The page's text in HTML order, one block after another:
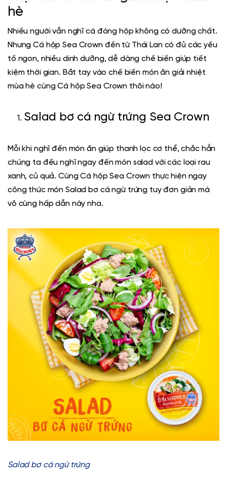
hè
Nhiều người vẫn nghĩcá đóng hộp không có dưỡng chất.
NhưngCá hộp Sea Crownđến từ Thái Lan có đủ các yếu
tố ngon, nhiều dinh dưỡng, dễ dàng chế biến giúp tiết
kiệm thời gian. Bắt tay vào chế biến món ăn giải nhiệt
mùa hè cùngCá hộp Sea Crown thôi nào!
Salad bơ cá ngừ trứng Sea Crown
Mỗi khi nghĩ đến món ăn giúp thanh lọc cơ thể, chắc hẳn
chúng ta đều nghĩ ngay đến món salad với các loại rau
xanh, củ quả. CùngCá hộp Sea Crown thực hiện ngay
công thức món Salad bơ cá ngừ trứng tuy đơn giản mà
vô cùng hấp dẫn này nha.
Salad bơ cá ngừ trứng